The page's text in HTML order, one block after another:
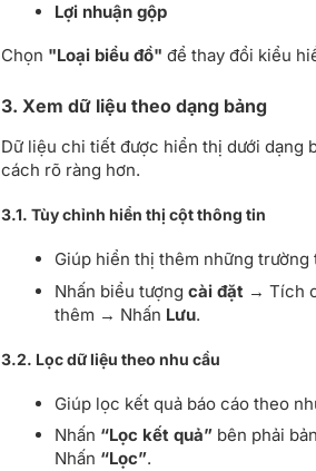
Lợi nhuận gộp
Chọn "Loại biểu đồ" để thay đổi kiểu
3. Xem dữ liệu theo dạng bảng
Dữ liệu chi tiết được hiển thị dưới dạng
cách rõ ràng hơn.
3.1. Tùy chỉnh hiển thị cột thông tin
Giúp hiển thị thêm những
Nhấn biểu tượng cài đặt → Tích
thêm → Nhấn Lưu.
3.2. Lọc dữ liệu theo nhu cầu
Giúp lọc kết quả báo cáo theo
Nhấn “Lọc kết quả” bên phải
Nhấn “Lọc”.